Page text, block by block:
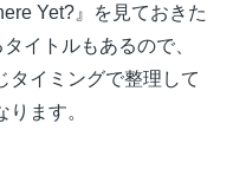
Yet?』を見ておきた
イトルもあるので、
タイミングで整理して
ます。